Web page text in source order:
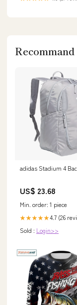
adidas Stadium 4
US$ 23.68
Min. order: 1 piece
★★★★★4.7 (26
Sold : Login>>